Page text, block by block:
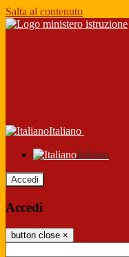
Salta al contenuto
Italiano
Italiano
Accedi
Accedi
button close ×